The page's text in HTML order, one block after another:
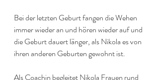
Bei der letzten Geburt fangen die Wehen
immer wieder an und hören wieder auf und
die Geburt dauert länger, als Nikola es von
ihren anderen Geburten gewohnt ist.
Als Coachin begleitet Nikola Frauen rund